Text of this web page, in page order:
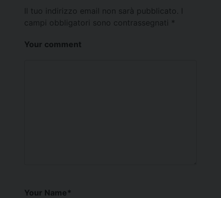
Il tuo indirizzo email non sarà pubblicato.
campi obbligatori sono contrassegnati *
Your comment
Your Name*